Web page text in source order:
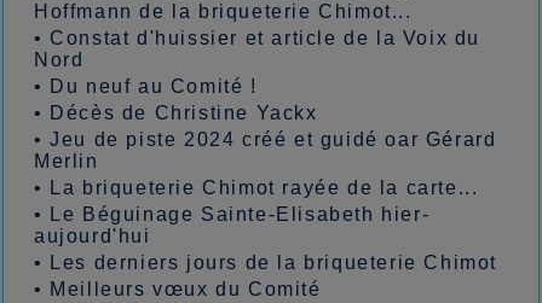
Hoffmann de la briqueterie Chimot...
• Constat d'huissier et article de la Voix du
Nord
•
Du neuf au Comité !
•
Décès de Christine Yackx
•Jeu de piste 2024 créé et guidé oar Gérard
Merlin
•
La briqueterie Chimot rayée de la carte...
•
Le Béguinage Sainte-Elisabeth hier-
aujourd'hui
•
Les derniers jours de la briqueterie Chimot
• Meilleurs vœux du Comité